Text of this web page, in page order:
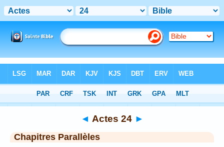
◄ Actes 24 ►
Chapitres Parallèles